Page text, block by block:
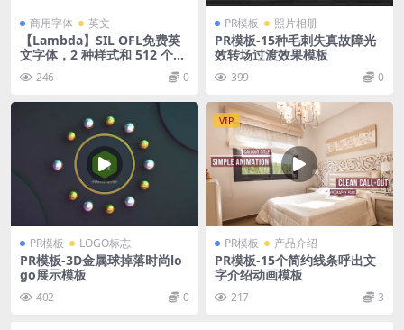
商用字体 英文
【Lambda】SIL OFL免费英
文字体，2 种样式和 512 个字
246 0
PR模板 照片相册
PR模板-15种毛刺失真故障光
效转场过渡效果模板
399 0
PR模板 LOGO标志
PR模板-3D金属球掉落时尚lo
go展示模板
402 0
VIP
PR模板 产品介绍
PR模板-15个简约线条呼出文
字介绍动画模板
217 3